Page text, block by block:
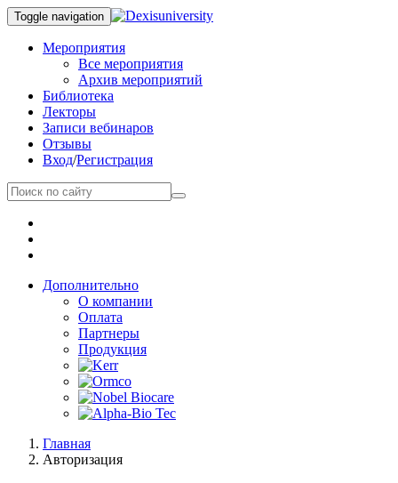
Toggle navigation
Мероприятия
Все мероприятия
Архив мероприятий
Библиотека
Лекторы
Записи вебинаров
Отзывы
Вход/Регистрация
Дополнительно
О компании
Оплата
Партнеры
Продукция
Главная
Авторизация